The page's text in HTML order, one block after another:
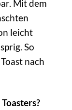
Mit dem
leicht
So
nach